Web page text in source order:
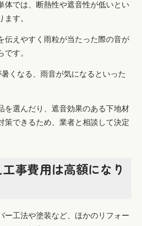
体では、断熱性や遮音性が低いとい
ます。
伝えやすく雨粒が当たった際の音が
です。
くなる、雨音が気になるといった
を選んだり、遮音効果のある下地材
策できるため、業者と相談して決定
事費用は高額になり
ー工法や塗装など、ほかのリフォー